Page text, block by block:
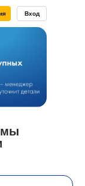
Вход
мы